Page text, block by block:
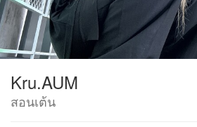
Kru.AUM
สอนเต้น